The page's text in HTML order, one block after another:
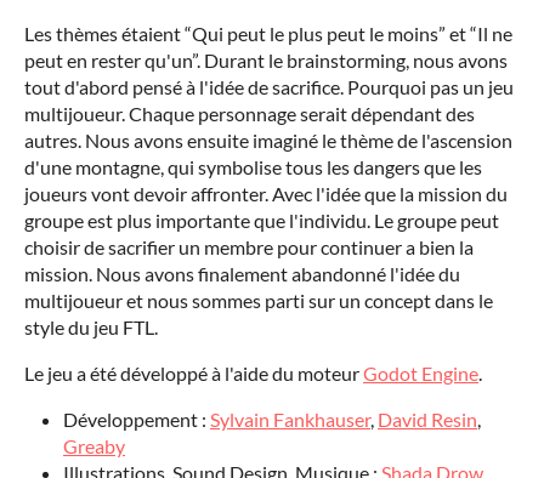
Les thèmes étaient “Qui peut le plus peut le moins” et “Il ne
peut en rester qu'un”. Durant le brainstorming, nous avons
tout d'abord pensé à l'idée de sacrifice. Pourquoi pas un jeu
multijoueur. Chaque personnage serait dépendant des
autres. Nous avons ensuite imaginé le thème de l'ascension
d'une montagne, qui symbolise tous les dangers que les
joueurs vont devoir affronter. Avec l'idée que la mission du
groupe est plus importante que l'individu. Le groupe peut
choisir de sacrifier un membre pour continuer a bien la
mission. Nous avons finalement abandonné l'idée du
multijoueur et nous sommes parti sur un concept dans le
style du jeu FTL.
Le jeu a été développé à l'aide du moteurGodot Engine.
Développement : Sylvain Fankhauser, David Resin,
Greaby
Illustrations, Sound Design, Musique : Shada Drow